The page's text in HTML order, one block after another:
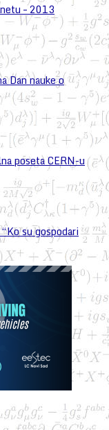
– 2013
Dan nauke o
poseta CERN-u
su gospodari